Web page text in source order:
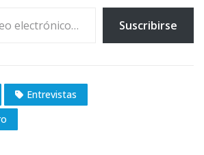
Suscribirse
Entrevistas